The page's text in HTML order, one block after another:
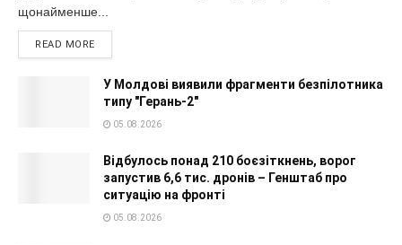
щонайменше...
READ MORE
У Молдові виявили фрагменти безпілотника
типу "Герань-2"
05.08.2026
Відбулось понад 210 боєзіткнень, ворог
запустив 6,6 тис. дронів – Генштаб про
ситуацію на фронті
05.08.2026